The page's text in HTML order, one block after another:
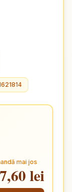
mai jos
lei